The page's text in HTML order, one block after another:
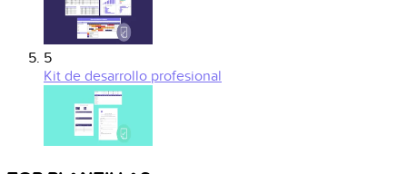
5
Kit de desarrollo profesional